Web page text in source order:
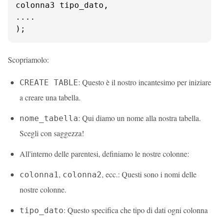
colonna3 tipo_dato,
....
);
Scopriamolo:
CREATE TABLE: Questo è il nostro incantesimo per iniziare
a creare una tabella.
nome_tabella: Qui diamo un nome alla nostra tabella.
Scegli con saggezza!
All'interno delle parentesi, definiamo le nostre colonne:
colonna1, colonna2, ecc.: Questi sono i nomi delle
nostre colonne.
tipo_dato: Questo specifica che tipo di dati ogni colonna